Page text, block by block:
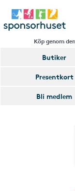
Köp genom
Butiker
Presentkort
Bli medlem